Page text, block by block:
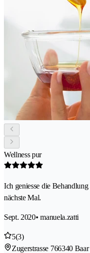
Wellness pur
Ich geniesse die
nächste Mal.
Sept. 2020• manuela.zatti
5(3)
Zugerstrasse 766340 Baar